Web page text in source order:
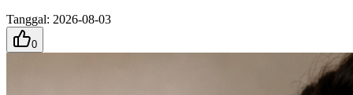
Tanggal: 2026-08-03
0